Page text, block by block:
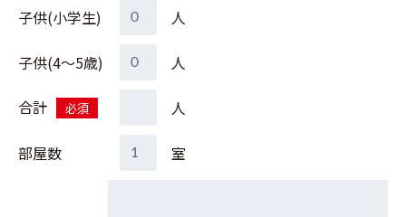
子供(小学生) 人
子供(4～5歳) 人
合計 必須 人
部屋数 室